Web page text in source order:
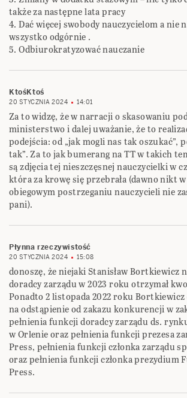
także za następne lata pracy
4. Dać więcej swobody nauczycielom a nie
wszystko odgórnie .
5. Odbiurokratyzować nauczanie
KtośKtoś
20 STYCZNIA 2024 14:01
Za to widzę, że w narracji o skasowaniu
ministerstwo i dalej uważanie, że to
podejścia: od „jak mogli nas tak oszukać”,
tak”. Za to jak bumerang na TT w takich
są zdjęcia tej nieszczęsnej nauczycielki w
która za krowę się przebrała (dawno nikt
obiegowym postrzeganiu nauczycieli nie
pani).
Płynna rzeczywistość
20 STYCZNIA 2024 15:08
donoszę, że niejaki Stanisław Bortkiewicz
doradcy zarządu w 2023 roku otrzymał
Ponadto 2 listopada 2022 roku Bortkiewicz
na odstąpienie od zakazu konkurencji w
pełnienia funkcji doradcy zarządu ds.
w Orlenie oraz pełnienia funkcji prezesa
Press, pełnienia funkcji członka zarządu
oraz pełnienia funkcji członka prezydium
Press.